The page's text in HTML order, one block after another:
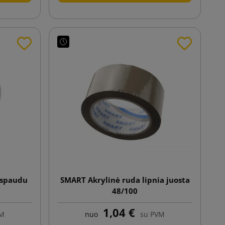
SMART Akrylinė ruda lipnia juosta
48/100
nuo 1,04 € su PVM